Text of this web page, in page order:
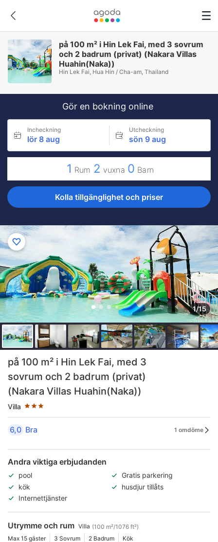
på 100 m² i Hin Lek Fai, med 3 sovrum
och 2 badrum (privat) (Nakara Villas
Huahin(Naka))
Hin Lek Fai, Hua Hin / Cha-am, Thailand
Gör en bokning online
Incheckning
lör 8 aug
Utcheckning
sön 9 aug
1 Rum 2 vuxna 0 Barn
Kolla tillgänglighet och priser
1/15
på 100 m² i Hin Lek Fai, med 3
sovrum och 2 badrum (privat)
(Nakara Villas Huahin(Naka))
Villa
Stjärnklassificering: 3 stjärnor
6,0 Bra 1 omdöme
Andra viktiga erbjudanden
pool
Gratis parkering
kök
husdjur tillåts
Internettjänster
Utrymme och rum Villa (100 m²/1076 ft²)
Max 15 gäster
3 Sovrum 2 Badrum Kök